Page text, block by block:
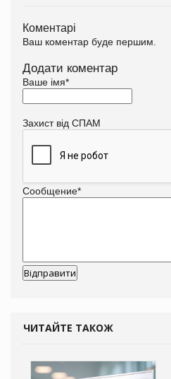
Коментарі
Ваш коментар буде першим.
Додати коментар
Ваше імя*
Захист від СПАМ
Сообщение*
ЧИТАЙТЕ ТАКОЖ